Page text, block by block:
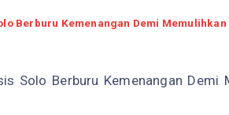
Berburu Kemenangan Demi
Solo Berburu Kemenangan Demi